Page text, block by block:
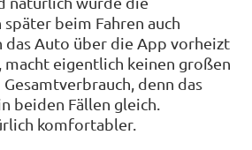
beim Fahren auch
das Auto über die App vorheizt
eigentlich keinen großen
denn das
beiden Fällen gleich.
komfortabler.